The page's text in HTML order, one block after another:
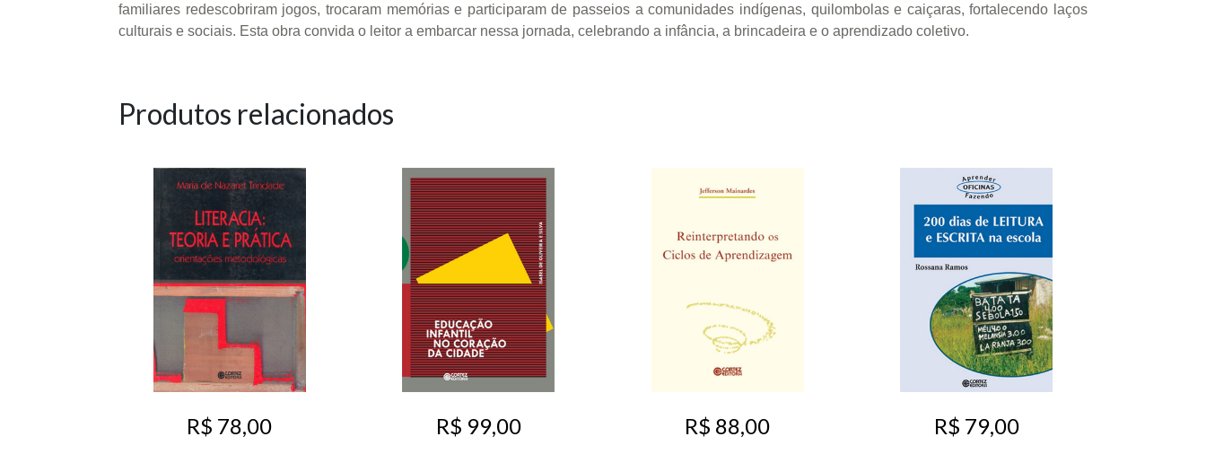
familiares redescobriram jogos, trocaram memórias e participaram de passeios a comunidades indígenas, quilombolas e caiçaras, fortalecendo laços
culturais e sociais. Esta obra convida o leitor a embarcar nessa jornada, celebrando a infância, a brincadeira e o aprendizado coletivo.
Produtos relacionados
R$ 78,00 R$ 99,00 R$ 88,00 R$ 79,00